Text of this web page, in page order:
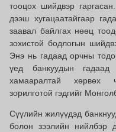
тооцох шийдвэр
дээш хугацаатайгаар
заавал байлгах нөөц
зохистой бодлогын
Энэ нь гадаад орчны
үед банкуудын гадаад
хамааралтай хөрвөх
зорилготой гэдгийг
Сүүлийн жилүүдэд
болон зээлийн нийлбэр